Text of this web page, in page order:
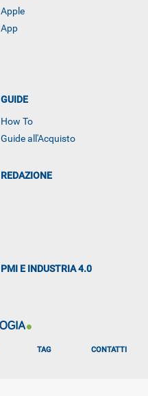
Apple
App
GUIDE
How To
Guide all'Acquisto
REDAZIONE
PMI E INDUSTRIA 4.0
TAG CONTATTI